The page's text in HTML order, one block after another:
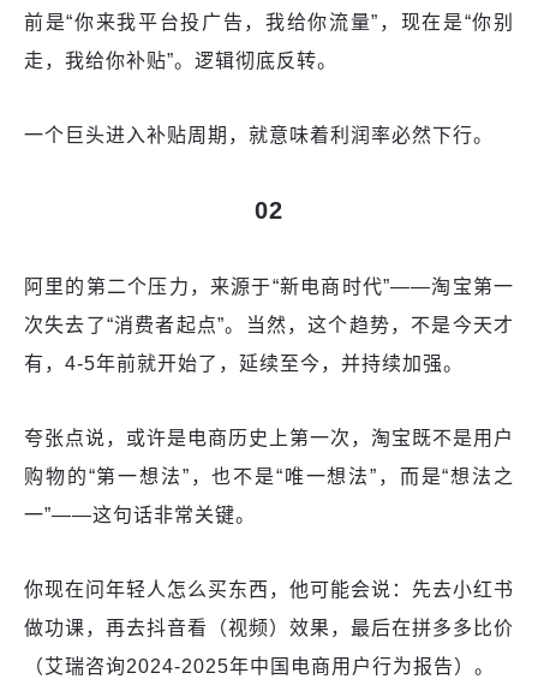
前是“你来我平台投广告，我给你流量”，现在是“你别
走，我给你补贴”。逻辑彻底反转。
一个巨头进入补贴周期，就意味着利润率必然下行。
02
阿里的第二个压力，来源于“新电商时代”——淘宝第一
次失去了“消费者起点”。当然，这个趋势，不是今天才
有，4-5年前就开始了，延续至今，并持续加强。
夸张点说，或许是电商历史上第一次，淘宝既不是用户
购物的“第一想法”，也不是“唯一想法”，而是“想法之
一”——这句话非常关键。
你现在问年轻人怎么买东西，他可能会说：先去小红书
做功课，再去抖音看（视频）效果，最后在拼多多比价
（艾瑞咨询2024-2025年中国电商用户行为报告）。